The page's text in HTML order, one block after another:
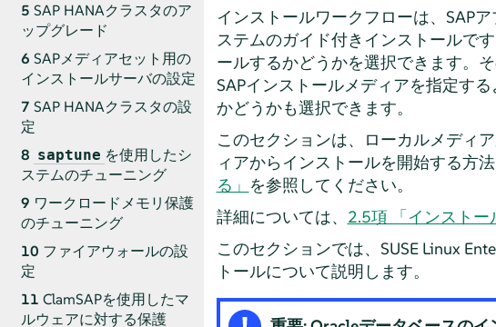
5 SAP HANAクラスタのア
ップグレード
6 SAPメディアセット用の
インストールサーバの設定
7 SAP HANAクラスタの設
定
8 saptune を使用したシ
ステムのチューニング
9 ワークロードメモリ保護
のチューニング
10 ファイアウォールの設
定
11 ClamSAPを使用したマ
ルウェアに対する保護
インストールワークフローは、SAP
ステムのガイド付きインストールで
ールするかどうかを選択できます。
SAPインストールメディアを指定す
かどうかも選択できます。
このセクションは、ローカルメディ
ィアからインストールを開始する方法
る」 を参照してください。
詳細については、 2.5項 「インストー
このセクションでは、SUSE Linux
トールについて説明します。